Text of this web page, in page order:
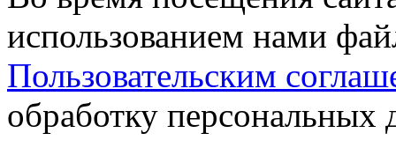
использованием нами
Пользовательским
обработку персональных